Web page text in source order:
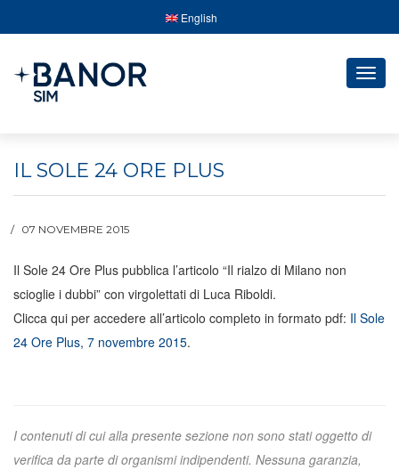
English
IL SOLE 24 ORE PLUS
07 NOVEMBRE 2015
Il Sole 24 Ore Plus pubblica l’articolo “Il rialzo di Milano non
scioglie i dubbi” con virgolettati di Luca Riboldi.
Clicca qui per accedere all’articolo completo in formato pdf: Il Sole
24 Ore Plus, 7 novembre 2015.
I contenuti di cui alla presente sezione non sono stati oggetto di
verifica da parte di organismi indipendenti. Nessuna garanzia,